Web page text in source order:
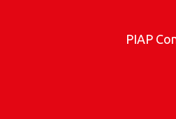
PIAP